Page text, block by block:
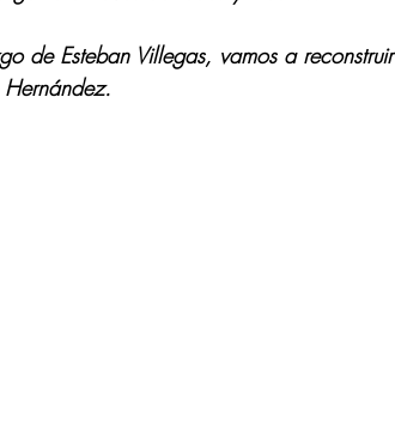
de Esteban Villegas, vamos a reconstruir